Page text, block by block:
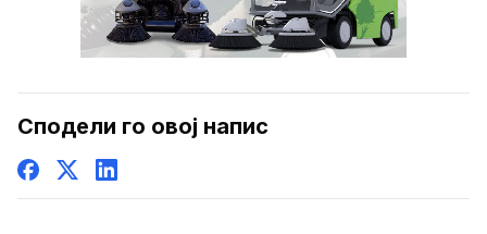
Сподели го овој напис